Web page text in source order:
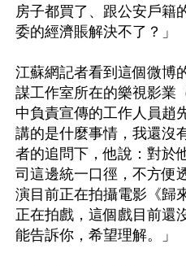
房子都買了、跟公安戶籍
委的經濟賬解決不了？」
江蘇網記者看到這個微博
謀工作室所在的樂視影業
中負責宣傳的工作人員趙
講的是什麼事情，我還沒
者的追問下，他說：對
司這邊統一口徑，不方便
演目前正在拍攝電影《歸
正在拍戲，這個戲目前還
能告訴你，希望理解。」